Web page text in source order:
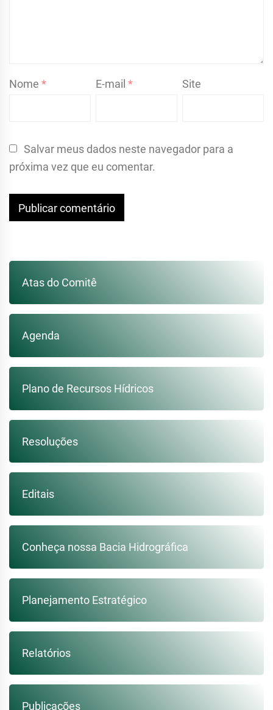
Nome * E-mail* Site
Salvar meus dados neste navegador para a
próxima vez que eu comentar.
Atas do Comitê
Agenda
Plano de Recursos Hídricos
Resoluções
Editais
Conheça nossa Bacia Hidrográfica
Planejamento Estratégico
Relatórios
Publicações